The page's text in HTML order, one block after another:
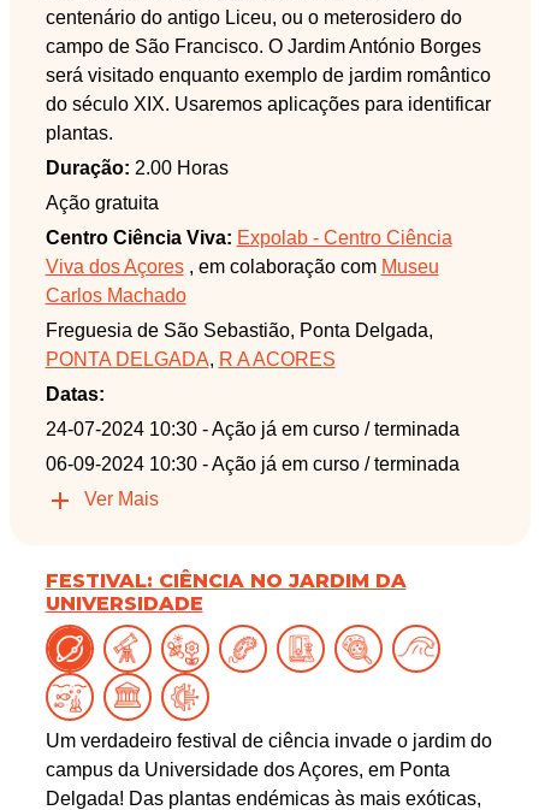
centenário do antigo Liceu, ou o meterosidero do
campo de São Francisco. O Jardim António Borges
será visitado enquanto exemplo de jardim romântico
do século XIX. Usaremos aplicações para identificar
plantas.
Duração: 2.00 Horas
Ação gratuita
Centro Ciência Viva: Expolab - Centro Ciência
Viva dos Açores, em colaboração com Museu
Carlos Machado
Freguesia de São Sebastião, Ponta Delgada,
PONTA DELGADA, R A ACORES
Datas:
24-07-2024 10:30 - Ação já em curso / terminada
06-09-2024 10:30 - Ação já em curso / terminada
Ver Mais
FESTIVAL: CIÊNCIA NO JARDIM DA
UNIVERSIDADE
Um verdadeiro festival de ciência invade o jardim do
campus da Universidade dos Açores, em Ponta
Delgada! Das plantas endémicas às mais exóticas,